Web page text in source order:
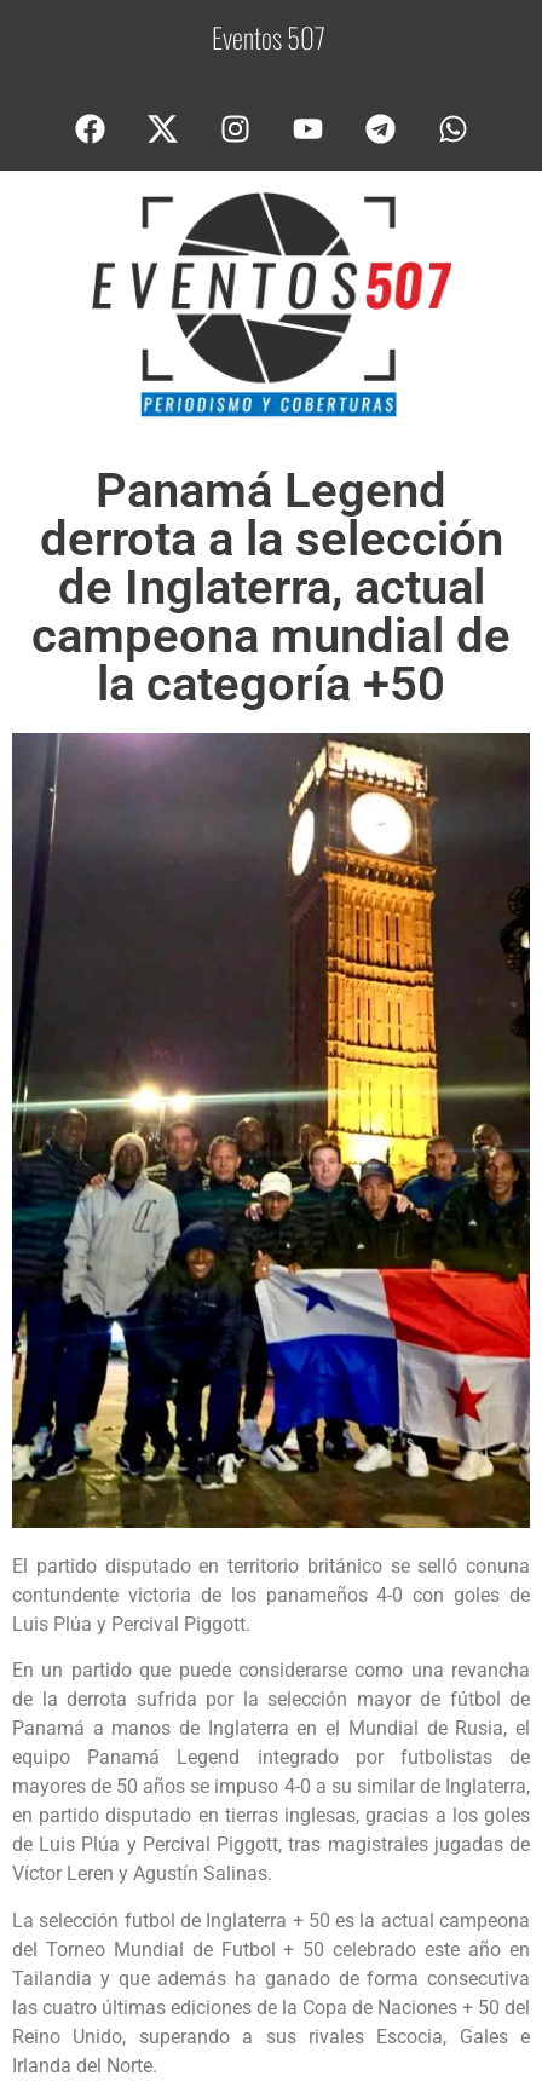
Eventos 507C
Panamá Legend
derrota a la selección
de Inglaterra, actual
campeona mundial de
la categoría +50
El partido disputado en territorio británico se selló conuna
contundente victoria de los panameños 4-0 con goles de
Luis Plúa y Percival Piggott.
En un partido que puede considerarse como una revancha
de la derrota sufrida por la selección mayor de fútbol de
Panamá a manos de Inglaterra en el Mundial de Rusia, el
equipo Panamá Legend integrado por futbolistas de
mayores de 50 años se impuso 4-0 a su similar de Inglaterra,
en partido disputado en tierras inglesas, gracias a los goles
de Luis Plúa y Percival Piggott, tras magistrales jugadas de
Víctor Leren y Agustín Salinas.
La selección futbol de Inglaterra + 50 es la actual campeona
del Torneo Mundial de Futbol + 50 celebrado este año en
Tailandia y que además ha ganado de forma consecutiva
las cuatro últimas ediciones de la Copa de Naciones + 50 del
Reino Unido, superando a sus rivales Escocia, Gales e
Irlanda del Norte.